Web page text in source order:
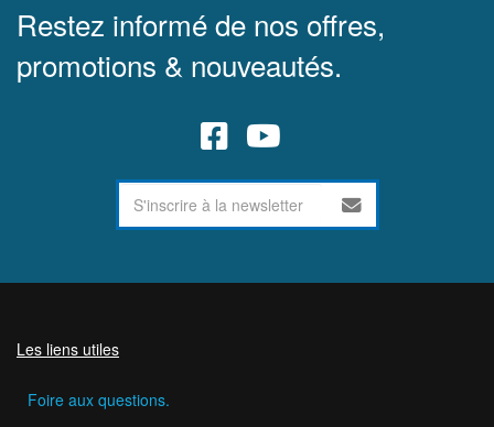
Restez informé de nos offres,
promotions & nouveautés.
Les liens utiles
Foire aux questions.